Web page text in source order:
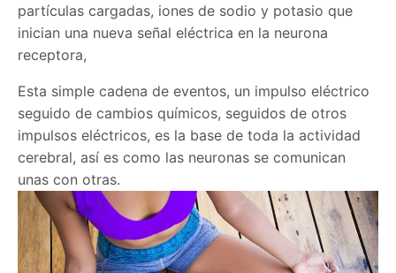
partículas cargadas, iones de sodio y potasio que
inician una nueva señal eléctrica en la neurona
receptora,
Esta simple cadena de eventos, un impulso eléctrico
seguido de cambios químicos, seguidos de otros
impulsos eléctricos, es la base de toda la actividad
cerebral, así es como las neuronas se comunican
unas con otras.